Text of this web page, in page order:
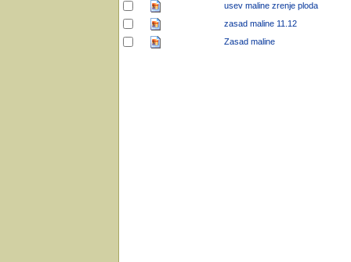
usev maline zrenje ploda
zasad maline 11.12
Zasad maline